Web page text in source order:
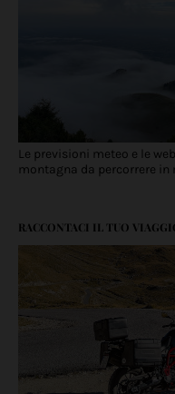
Le previsioni meteo e le
montagna da percorrere
RACCONTACI IL TUO